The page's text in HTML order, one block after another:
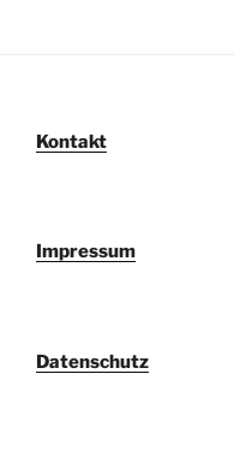
Kontakt
Impressum
Datenschutz